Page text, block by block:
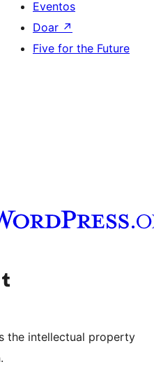
Eventos
Doar ↗
Five for the Future
canle de YouTube
Visita a nosa conta de Tumblr
the intellectual property